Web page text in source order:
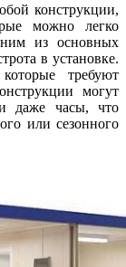
конструкции,
можно легко
из основных
в установке.
требуют
могут
даже часы, что
или сезонного